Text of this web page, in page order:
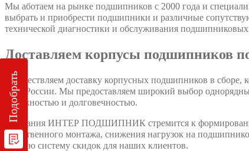
Мы аботаем на рынке подшипников с 2000 года и
выбрать и приобрести подшипники и различные
технической диагностики и обслуживания подшипниковых
Доставляем корпусы подшипников
Осуществляем доставку корпусных подшипников в
всей России. Мы предоставляем широкий выбор
надежностью и долговечностью.
Компания ИНТЕР ПОДШИПНИК стремится к формированию
качественного монтажа, снижения нагрузок на
гибкую систему скидок для наших клиентов.
Подобрать